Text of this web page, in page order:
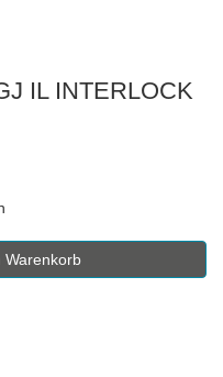
IL INTERLOCK
Warenkorb